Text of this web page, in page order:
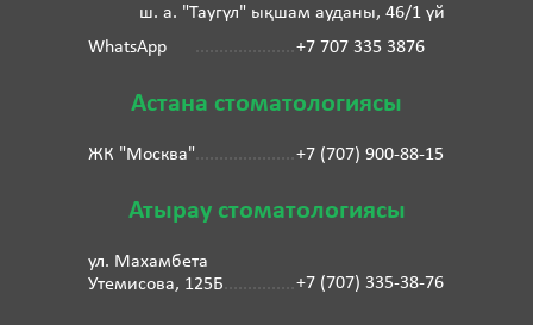
ш. а. "Таугүл" ықшам ауданы, 46/1 үй
WhatsApp
+7 707 335 3876
Астана стоматологиясы
ЖК "Москва" +7 (707) 900-88-15
Атырау стоматологиясы
ул. Махамбета
Утемисова, 125Б
+7 (707) 335-38-76